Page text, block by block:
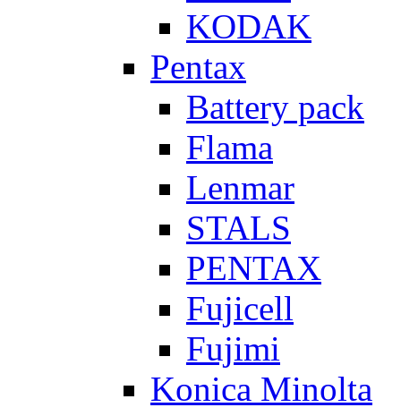
KODAK
Pentax
Battery pack
Flama
Lenmar
STALS
PENTAX
Fujicell
Fujimi
Konica Minolta